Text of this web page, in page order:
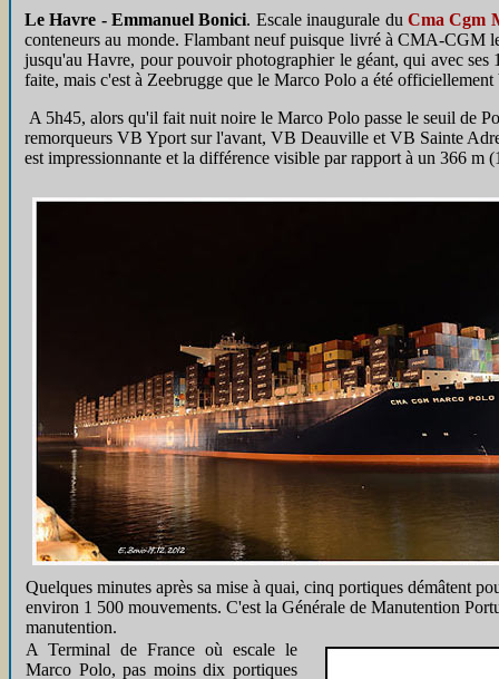
Le Havre - Emmanuel Bonici. Escale inaugurale du Cma Cgm
conteneurs au monde. Flambant neuf puisque livré à CMA-CGM
jusqu'au Havre, pour pouvoir photographier le géant, qui avec
faite, mais c'est à Zeebrugge que le Marco Polo a été
A 5h45, alors qu'il fait nuit noire le Marco Polo passe le seuil de
remorqueurs VB Yport sur l'avant, VB Deauville et VB Sainte
est impressionnante et la différence visible par rapport à un 366 m
Quelques minutes après sa mise à quai, cinq portiques démâtent
environ 1 500 mouvements. C'est la Générale de Manutention
manutention.
A Terminal de France où escale le
Marco Polo, pas moins dix portiques